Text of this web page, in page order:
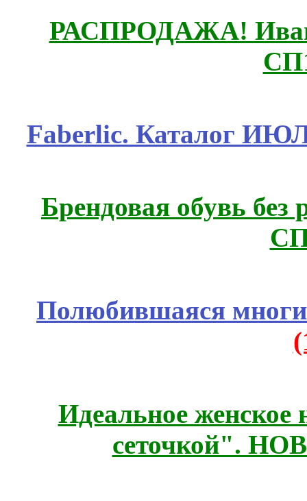
РАСПРОДАЖА!
Faberlic. Каталог
Брендовая обувь без
Полюбившаяся
Идеальное женское
сеточкой".